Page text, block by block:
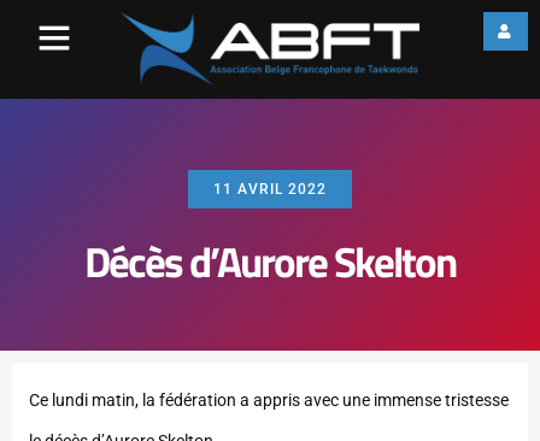
11 AVRIL 2022
Décès d’Aurore Skelton
Ce lundi matin, la fédération a appris avec une immense tristesse